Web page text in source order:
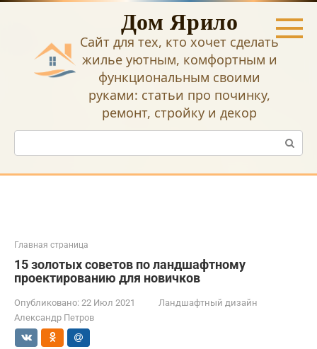
Перейти
Дом Ярило
Сайт для тех, кто хочет сделать
жилье уютным, комфортным и
функциональным своими
руками: статьи про починку,
ремонт, стройку и декор
Поиск:
Главная страница
15 золотых советов по ландшафтному
проектированию для новичков
Опубликовано: 22 Июл 2021
Ландшафтный дизайн
Александр Петров